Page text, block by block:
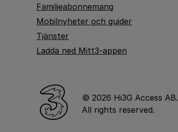
Familjeabonnemang
Mobilnyheter och guider
Tjänster
Ladda ned Mitt3-appen
© 2026 Hi3G Access AB.
All rights reserved.